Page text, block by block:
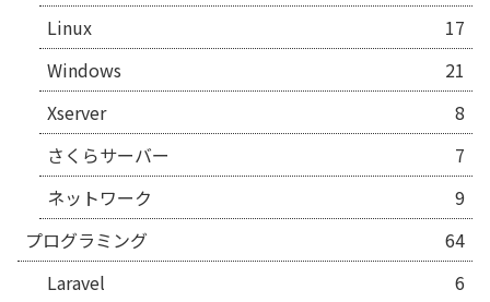
Linux
17
Windows
21
Xserver
8
さくらサーバー
7
ネットワーク
9
プログラミング
64
Laravel
6